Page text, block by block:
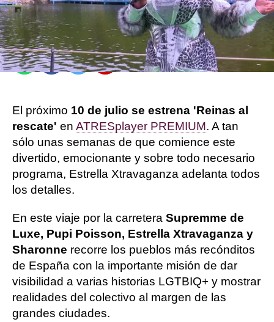
Carlota Galdón |
Josua García
Publicado: 01 de julio de 2022, 12:05
WhatsappFacebook
TwitterFlipboard
El próximo 10 de julio se estrena 'Reinas al
rescate' en ATRESplayer PREMIUM. A tan
sólo unas semanas de que comience este
divertido, emocionante y sobre todo necesario
programa, Estrella Xtravaganza adelanta todos
los detalles.
En este viaje por la carretera Supremme de
Luxe, Pupi Poisson, Estrella Xtravaganza y
Sharonne recorre los pueblos más recónditos
de España con la importante misión de dar
visibilidad a varias historias LGTBIQ+ y mostrar
realidades del colectivo al margen de las
grandes ciudades.